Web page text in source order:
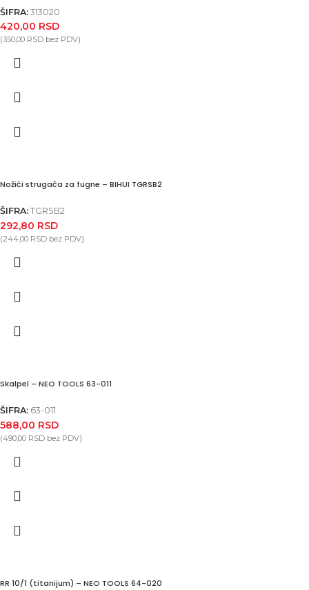
ŠIFRA: 313020
420,00 RSD
(350,00 RSD bez PDV)
Nožići strugača za fugne – BIHUI TGRSB2
ŠIFRA: TGRSB2
292,80 RSD
(244,00 RSD bez PDV)
Skalpel – NEO TOOLS 63-011
ŠIFRA: 63-011
588,00 RSD
(490,00 RSD bez PDV)
RR 10/1 (titanijum) – NEO TOOLS 64-020